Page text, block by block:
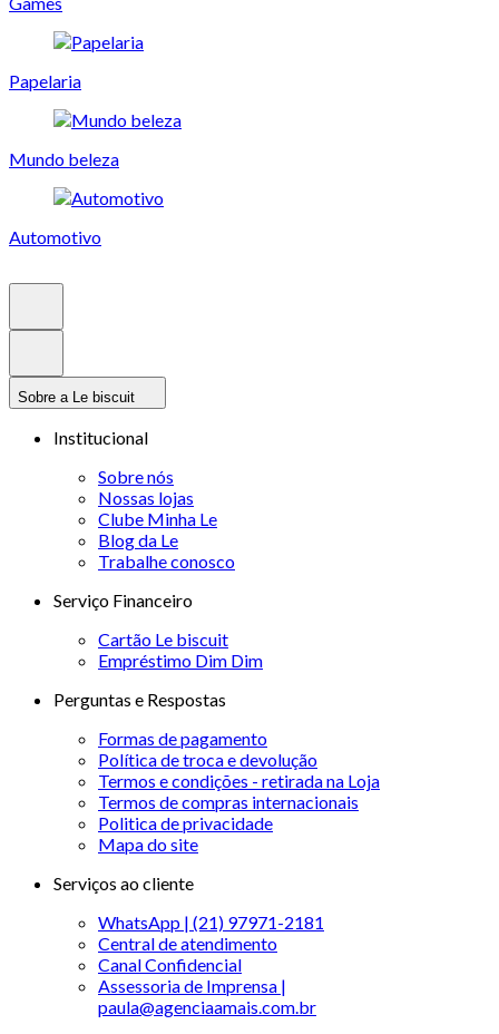
Papelaria
Mundo beleza
Automotivo
Sobre a Le biscuit
Institucional
Sobre nós
Nossas lojas
Clube Minha Le
Blog da Le
Trabalhe conosco
Serviço Financeiro
Cartão Le biscuit
Empréstimo Dim Dim
Perguntas e Respostas
Formas de pagamento
Política de troca e devolução
Termos e condições - retirada na Loja
Termos de compras internacionais
Politica de privacidade
Mapa do site
Serviços ao cliente
WhatsApp | (21) 97971-2181
Central de atendimento
Canal Confidencial
Assessoria de Imprensa |
paula@agenciaamais.com.br